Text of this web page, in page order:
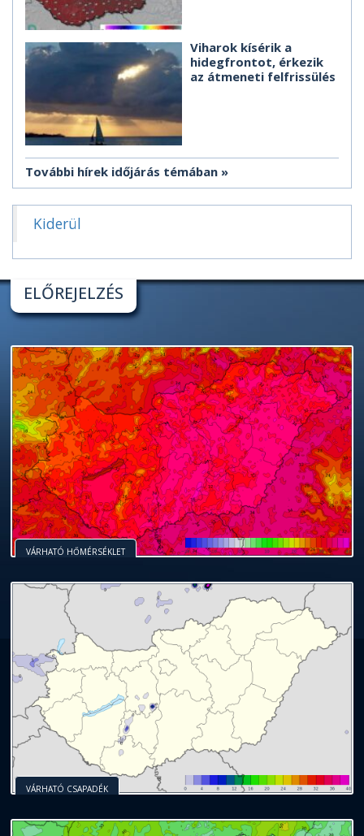
Viharok kísérik a
hidegfrontot, érkezik
az átmeneti felfrissülés
További hírek időjárás témában
Kiderül
ELŐREJELZÉS
VÁRHATÓ HŐMÉRSÉKLET
VÁRHATÓ CSAPADÉK